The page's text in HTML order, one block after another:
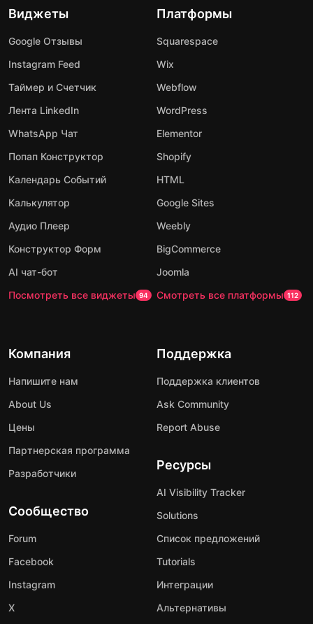
Виджеты
Google Отзывы
Instagram Feed
Таймер и Счетчик
Лента LinkedIn
WhatsApp Чат
Попап Конструктор
Календарь Событий
Калькулятор
Аудио Плеер
Конструктор Форм
AI чат-бот
Посмотреть все виджеты 94
Платформы
Squarespace
Wix
Webflow
WordPress
Elementor
Shopify
HTML
Google Sites
Weebly
BigCommerce
Joomla
Смотреть все платформы 112
Компания
Напишите нам
About Us
Цены
Партнерская программа
Разработчики
Сообщество
Forum
Facebook
Instagram
X
Поддержка
Поддержка клиентов
Ask Community
Report Abuse
Ресурсы
AI Visibility Tracker
Solutions
Список предложений
Tutorials
Интеграции
Альтернативы